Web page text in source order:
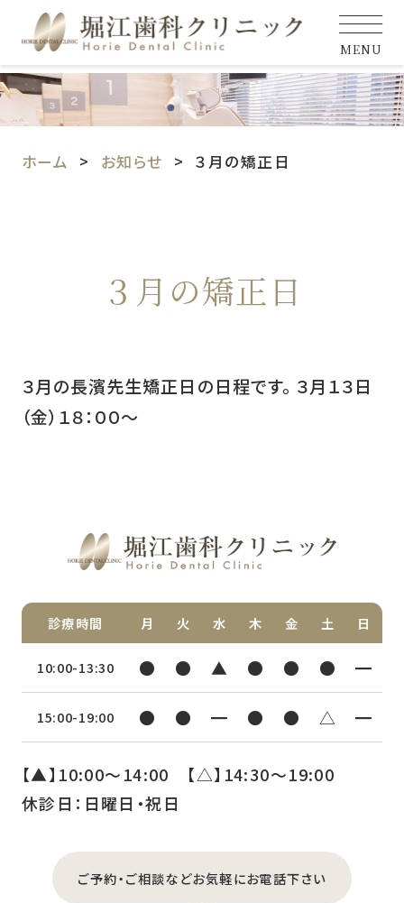
MENU
ホーム お知らせ ３月の矯正日
３月の矯正日
３月の長濱先生矯正日の日程です。 ３月１３日
（金）１８：００～
診療時間 月 火 水 木 金 土 日
10:00-13:30 ● ● ▲ ● ● ● ━
15:00-19:00 ● ● ━ ● ● △ ━
【▲】10:00〜14:00 【△】14:30〜19:00
休診日：日曜日・祝日
ご予約・ご相談などお気軽にお電話下さい